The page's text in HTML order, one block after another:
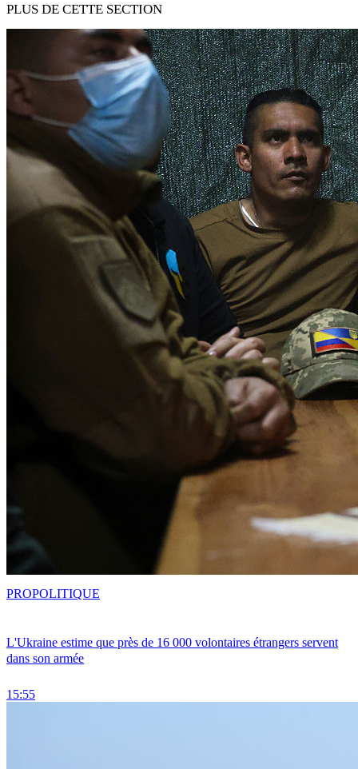
PLUS DE CETTE SECTION
L'Ukraine estime que près de 16 000 volontaires étrangers servent
dans son armée
15:55
PROPOLITIQUE